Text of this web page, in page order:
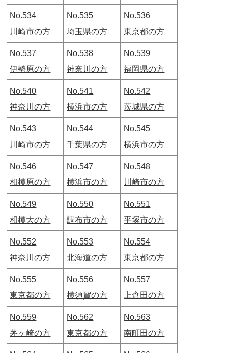
No.534
川崎市の方
No.535
埼玉県の方
No.536
東京都の方
No.537
伊勢原の方
No.538
神奈川の方
No.539
福岡県の方
No.540
神奈川の方
No.541
横浜市の方
No.542
茨城県の方
No.543
川崎市の方
No.544
千葉県の方
No.545
横浜市の方
No.546
相模原の方
No.547
横浜市の方
No.548
川崎市の方
No.549
相模大の方
No.550
調布市の方
No.551
平塚市の方
No.552
神奈川の方
No.553
北海道の方
No.554
東京都の方
No.555
東京都の方
No.556
横須賀の方
No.557
上倉田の方
No.559
茅ヶ崎の方
No.562
東京都の方
No.563
南町田の方